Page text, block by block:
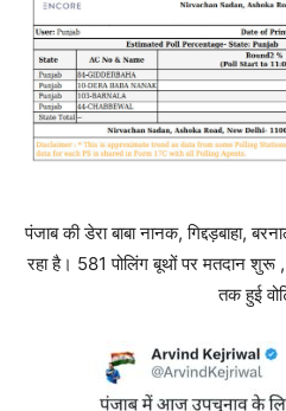
पंजाब की डेरा बाबा नानक, गिद्दड़बाहा,
रहा है। 581 पोलिंग बूथों पर मतदान
तक हुई